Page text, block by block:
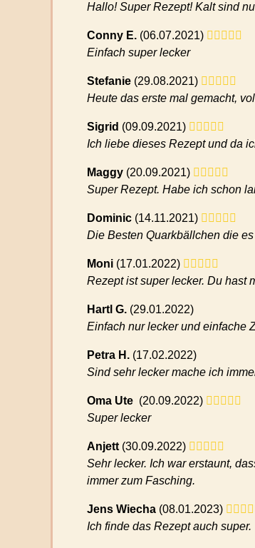
Hallo! Super Rezept! Kalt sind
Conny E. (06.07.2021)
Einfach super lecker
Stefanie (29.08.2021)
Heute das erste mal gemacht,
Sigrid (09.09.2021)
Ich liebe dieses Rezept und da
Maggy (20.09.2021)
Super Rezept. Habe ich schon
Dominic (14.11.2021)
Die Besten Quarkbällchen die
Moni (17.01.2022)
Rezept ist super lecker. Du hast
Hartl G. (29.01.2022)
Einfach nur lecker und einfache
Petra H. (17.02.2022)
Sind sehr lecker mache ich
Oma Ute (20.09.2022)
Super lecker
Anjett (30.09.2022)
Sehr lecker. Ich war erstaunt,
immer zum Fasching.
Jens Wiecha (08.01.2023)
Ich finde das Rezept auch super.